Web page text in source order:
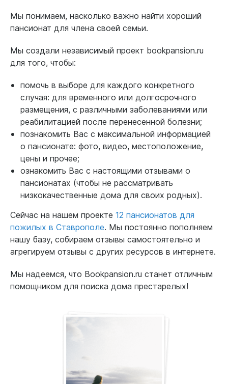
Мы понимаем, насколько важно найти хороший
пансионат для члена своей семьи.
Мы создали независимый проект bookpansion.ru
для того, чтобы:
помочь в выборе для каждого конкретного
случая: для временного или долгосрочного
размещения, с различными заболеваниями или
реабилитацией после перенесенной болезни;
познакомить Вас с максимальной информацией
о пансионате: фото, видео, местоположение,
цены и прочее;
ознакомить Вас с настоящими отзывами о
пансионатах (чтобы не рассматривать
низкокачественные дома для своих родных).
Сейчас на нашем проекте 12 пансионатов для
пожилых в Ставрополе. Мы постоянно пополняем
нашу базу, собираем отзывы самостоятельно и
агрегируем отзывы с других ресурсов в интернете.
Мы надеемся, что Bookpansion.ru станет отличным
помощником для поиска дома престарелых!